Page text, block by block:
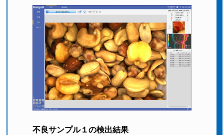
不良サンプル１の検出結果